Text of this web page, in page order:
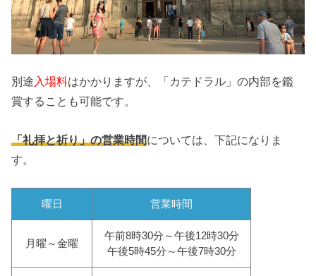
別途 入場料はかかりますが、「カテドラル」の内部を鑑
賞することも可能です。
「礼拝と祈り」の営業時間については、下記になりま
す。
曜日 営業時間
月曜～金曜
午前8時30分～午後12時30分
午後5時45分～午後7時30分